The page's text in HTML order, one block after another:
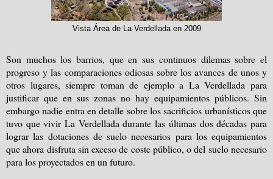
Vista Área de La Verdellada en 2009
Son muchos los barrios, que en sus continuos dilemas sobre el
progreso y las comparaciones odiosas sobre los avances de unos y
otros lugares, siempre toman de ejemplo a La Verdellada para
justificar que en sus zonas no hay equipamientos públicos. Sin
embargo nadie entra en detalle sobre los sacrificios urbanísticos que
tuvo que vivir La Verdellada durante las últimas dos décadas para
lograr las dotaciones de suelo necesarios para los equipamientos
que ahora disfruta sin exceso de coste público, o del suelo necesario
para los proyectados en un futuro.